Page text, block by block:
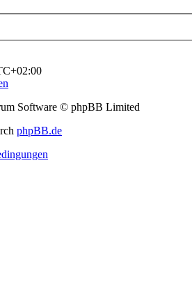
Software © phpBB Limited
phpBB.de